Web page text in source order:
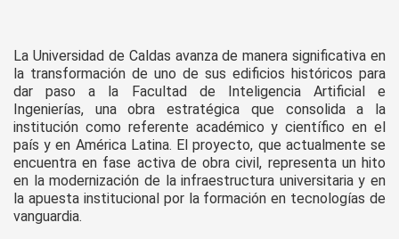
La Universidad de Caldas avanza de manera significativa en
la transformación de uno de sus edificios históricos para
dar paso a la Facultad de Inteligencia Artificial e
Ingenierías, una obra estratégica que consolida a la
institución como referente académico y científico en el
país y en América Latina. El proyecto, que actualmente se
encuentra en fase activa de obra civil, representa un hito
en la modernización de la infraestructura universitaria y en
la apuesta institucional por la formación en tecnologías de
vanguardia.